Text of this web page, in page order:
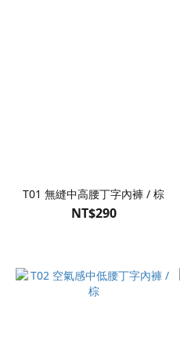
T01 無縫中高腰丁字內褲 / 棕
NT$290